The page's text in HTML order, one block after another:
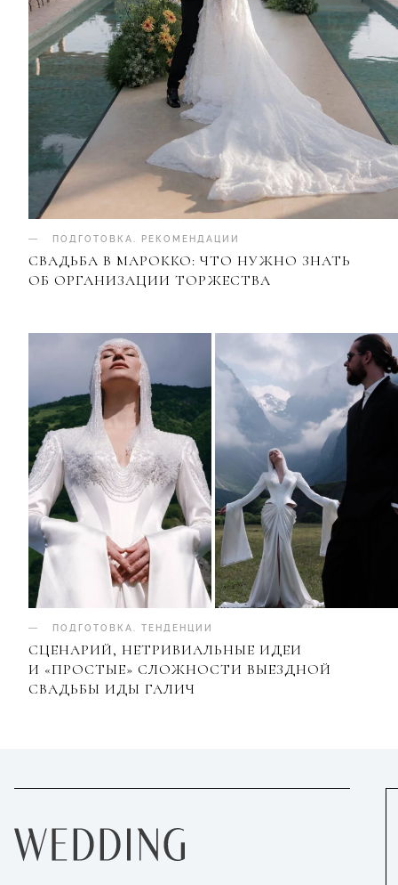
ПОДГОТОВКА. РЕКОМЕНДАЦИИ
СВАДЬБА В МАРОККО: ЧТО НУЖНО ЗНАТЬ
ОБ ОРГАНИЗАЦИИ ТОРЖЕСТВА
ПОДГОТОВКА. ТЕНДЕНЦИИ
СЦЕНАРИЙ, НЕТРИВИАЛЬНЫЕ ИДЕИ
И «ПРОСТЫЕ» СЛОЖНОСТИ ВЫЕЗДНОЙ
СВАДЬБЫ ИДЫ ГАЛИЧ